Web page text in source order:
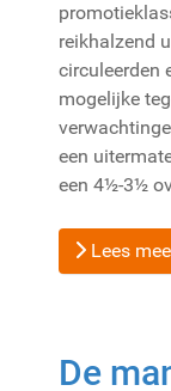
reikhalzend
circuleerden
mogelijke
een
een 4½-3½
Lees
De